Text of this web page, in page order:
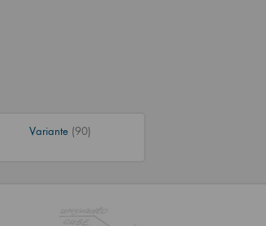
Variante (90)